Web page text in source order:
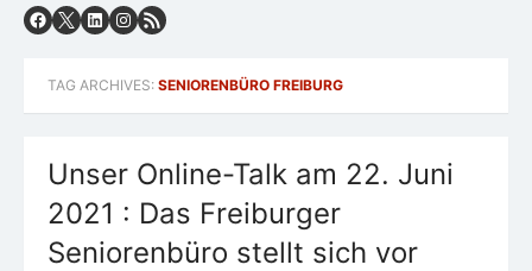
TAG ARCHIVES: SENIORENBÜRO FREIBURG
Unser Online-Talk am 22. Juni
2021 : Das Freiburger
Seniorenbüro stellt sich vor